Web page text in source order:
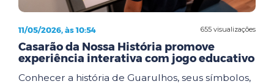
655 visualizações
11/05/2026, às 10:54
Casarão da Nossa História promove
experiência interativa com jogo educativo
Conhecer a história de Guarulhos, seus símbolos,